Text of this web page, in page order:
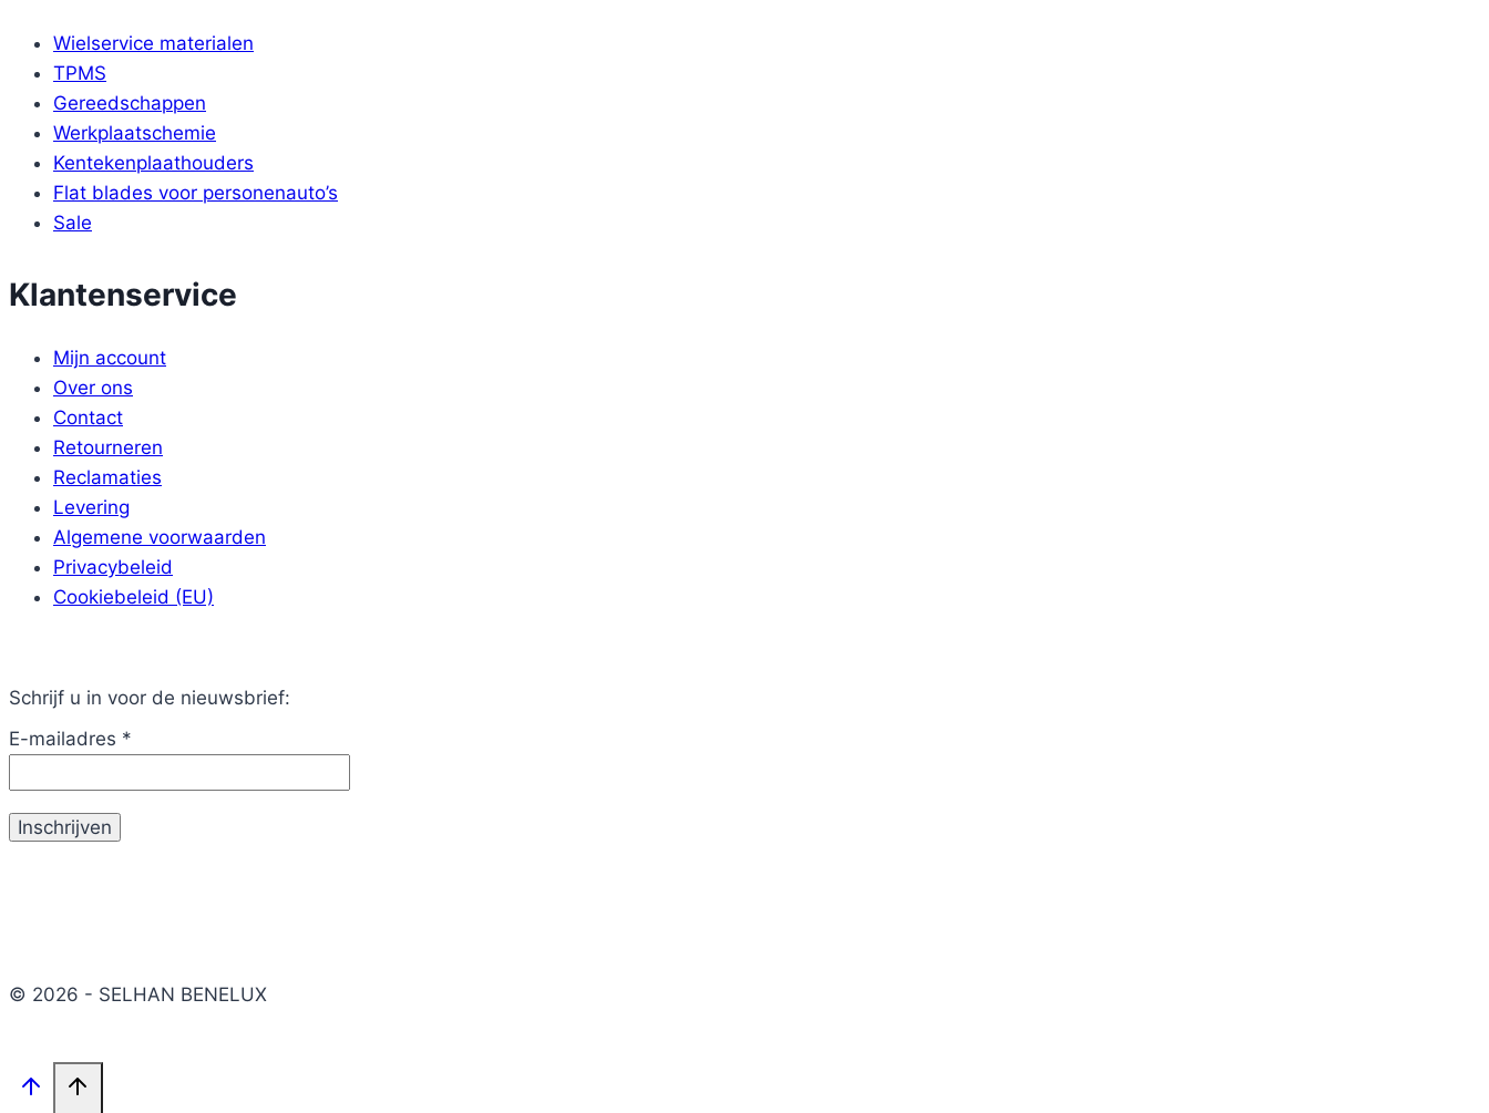
Wielservice materialen
TPMS
Gereedschappen
Werkplaatschemie
Kentekenplaathouders
Flat blades voor personenauto’s
Sale
Klantenservice
Mijn account
Over ons
Contact
Retourneren
Reclamaties
Levering
Algemene voorwaarden
Privacybeleid
Cookiebeleid (EU)
Schrijf u in voor de nieuwsbrief:
E-mailadres *
© 2026 - SELHAN BENELUX